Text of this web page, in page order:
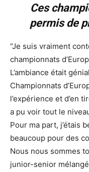
Ces
permis de
“Je suis vraiment
championnats
L’ambiance était
Championnats
l’expérience et d’en
a pu voir tout le
Pour ma part, j’étais
beaucoup pour des
Nous nous sommes
junior-senior